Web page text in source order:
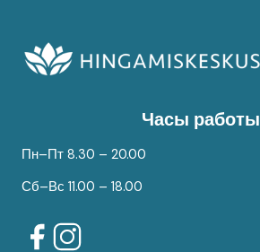
Часы работы
Пн–Пт 8.30 – 20.00
Сб–Вс 11.00 – 18.00